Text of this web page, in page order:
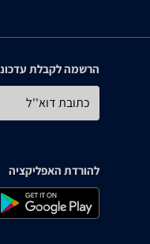
הרשמה לקבלת
כתובת דוא''ל
להורדת האפליקציה